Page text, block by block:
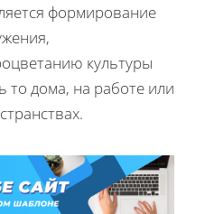
формирование
культуры
то дома, на работе или